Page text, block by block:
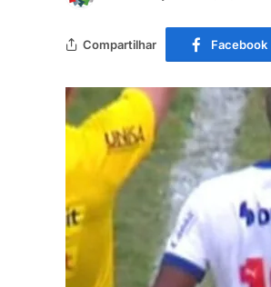
Compartilhar Facebook